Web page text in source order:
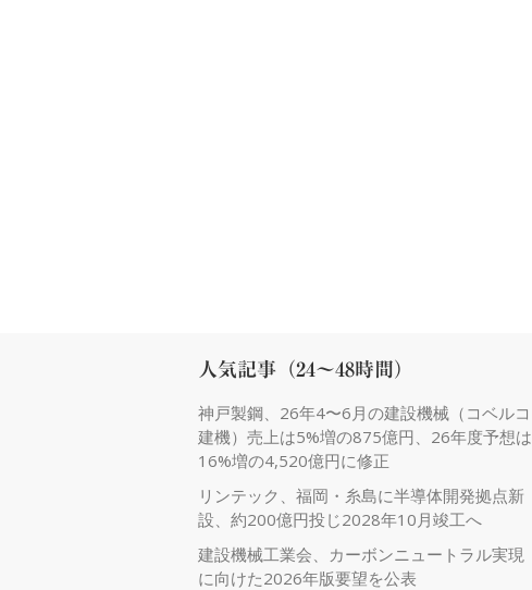
人気記事（24～48時間）
神戸製鋼、26年4〜6月の建設機械（コベルコ
建機）売上は5%増の875億円、26年度予想は
16%増の4,520億円に修正
リンテック、福岡・糸島に半導体開発拠点新
設、約200億円投じ2028年10月竣工へ
建設機械工業会、カーボンニュートラル実現
に向けた2026年版要望を公表